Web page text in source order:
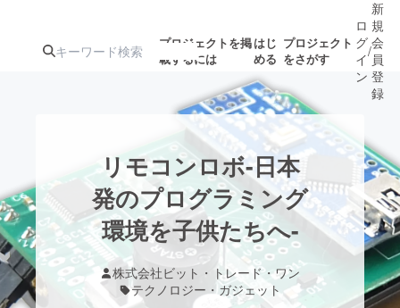
プロジェクトを掲
載するには
はじ
める
プロジェクト
をさがす
注目のリ
ターン
注目の新着プロ
ジェクト
募集終了が近いプ
ロジェクト
もうすぐ公開
されます
アート・写真 音楽
テクノロジー・ガジェット ゲーム・
ロ
グ
イ
ン
/
新
規
会
員
登
録
リモコンロボ-日本
発のプログラミング
環境を子供たちへ-
株式会社ビット・トレード・ワン
テクノロジー・ガジェット